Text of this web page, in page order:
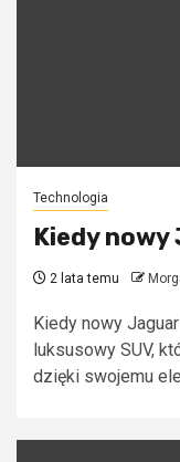
Technologia
Kiedy nowy
2 lata temu
Kiedy nowy
luksusowy SUV,
dzięki swojemu